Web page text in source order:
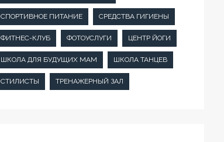
СПОРТИВНОЕ ПИТАНИЕ СРЕДСТВА ГИГИЕНЫ
ФИТНЕС-КЛУБ ФОТОУСЛУГИ ЦЕНТР ЙОГИ
ШКОЛА ДЛЯ БУДУЩИХ МАМ ШКОЛА ТАНЦЕВ
СТИЛИСТЫ ТРЕНАЖЕРНЫЙ ЗАЛ